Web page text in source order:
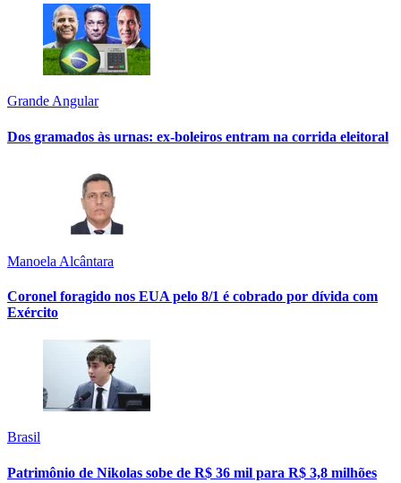
Grande Angular
Dos gramados às urnas: ex-boleiros entram na corrida eleitoral
Manoela Alcântara
Coronel foragido nos EUA pelo 8/1 é cobrado por dívida com
Exército
Brasil
Patrimônio de Nikolas sobe de R$ 36 mil para R$ 3,8 milhões